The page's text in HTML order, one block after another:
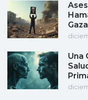
Gaza
Una